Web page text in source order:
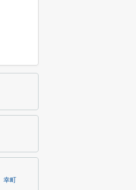
幸町